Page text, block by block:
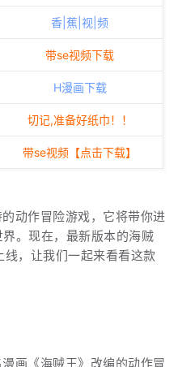
香|蕉|视|频
带se视频下载
H漫画下载
切记,准备好纸巾！！
带se视频【点击下载】
动作冒险游戏，它将带你进
。现在，最新版本的海贼
，让我们一起来看看这款
画《海贼王》改编的动作冒